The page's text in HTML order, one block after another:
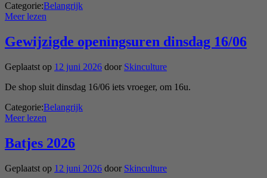
Categorie:Belangrijk
Meer lezen
Gewijzigde openingsuren dinsdag 16/06
Geplaatst op 12 juni 2026 door Skinculture
De shop sluit dinsdag 16/06 iets vroeger, om 16u.
Categorie:Belangrijk
Meer lezen
Batjes 2026
Geplaatst op 12 juni 2026 door Skinculture